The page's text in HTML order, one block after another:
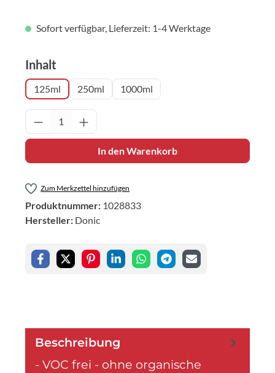
Sofort verfügbar, Lieferzeit: 1-4 Werktage
Inhalt
125ml 250ml 1000ml
Produkt Anzahl: Gib den gewünschten
In den Warenkorb
Zum Merkzettel hinzufügen
Produktnummer: 1028833
Hersteller: Donic
Beschreibung
- VOC frei - ohne organische